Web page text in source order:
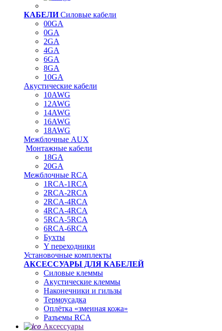
КАБЕЛИСиловые кабели
00GA
0GA
2GA
4GA
6GA
8GA
10GA
Акустические кабели
10AWG
12AWG
14AWG
16AWG
18AWG
Межблочные AUX
Монтажные кабели
18GA
20GA
Межблочные RCA
1RCA-1RCA
2RCA-2RCA
2RCA-4RCA
4RCA-4RCA
5RCA-5RCA
6RCA-6RCA
Бухты
Y переходники
Установочные комплекты
АКСЕССУАРЫ ДЛЯ КАБЕЛЕЙ
Силовые клеммы
Акустические клеммы
Наконечники и гильзы
Термоусадка
Oплётка «змеиная кожа»
Разъемы RCA
Аксессуары